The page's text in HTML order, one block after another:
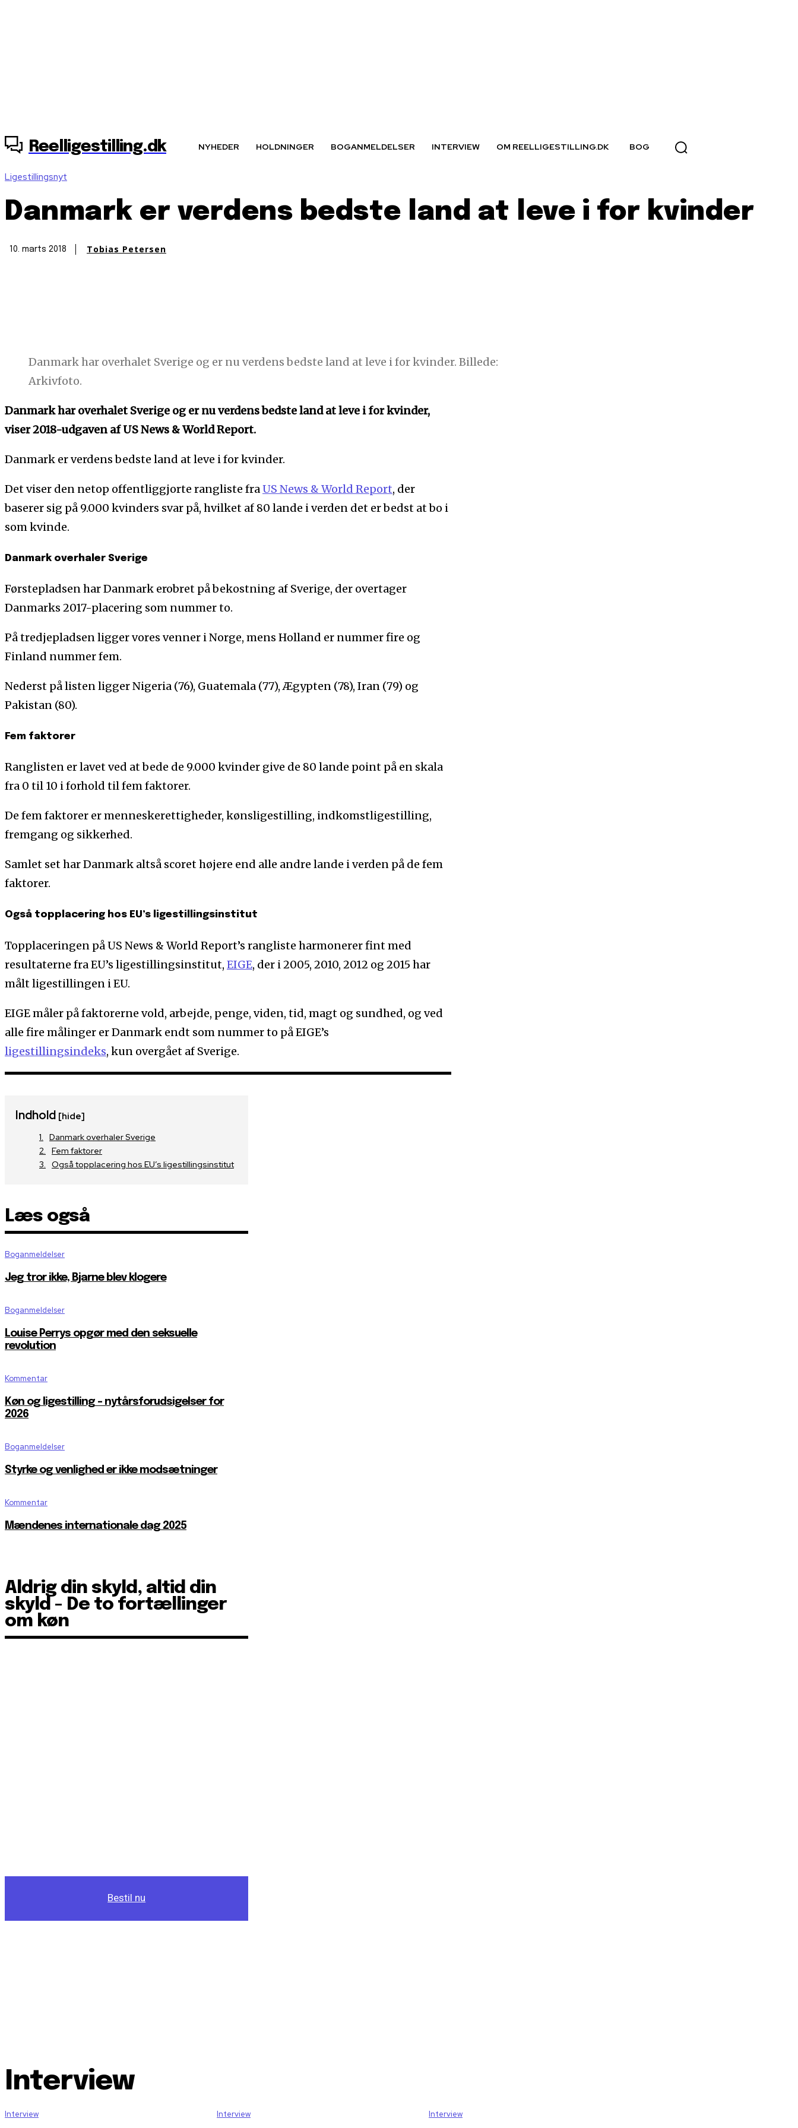
Reelligestilling.dk NYHEDER HOLDNINGER BOGANMELDELSER INTERVIEW OM REELLIGESTILLING.DK BOG
Ligestillingsnyt
Danmark er verdens bedste land at leve i for kvinder
10. marts 2018 Tobias Petersen
Danmark har overhalet Sverige og er nu verdens bedste land at leve i for kvinder. Billede:
Arkivfoto.
Danmark har overhalet Sverige og er nu verdens bedste land at leve i for kvinder,
viser 2018-udgaven af US News & World Report.
Danmark er verdens bedste land at leve i for kvinder.
Det viser den netop offentliggjorte rangliste fraUS News & World Report, der
baserer sig på 9.000 kvinders svar på, hvilket af 80 lande i verden det er bedst at bo i
som kvinde.
Danmark overhaler Sverige
Førstepladsen har Danmark erobret på bekostning af Sverige, der overtager
Danmarks 2017-placering som nummer to.
På tredjepladsen ligger vores venner i Norge, mens Holland er nummer fire og
Finland nummer fem.
Nederst på listen ligger Nigeria (76), Guatemala (77), Ægypten (78), Iran (79) og
Pakistan (80).
Fem faktorer
Ranglisten er lavet ved at bede de 9.000 kvinder give de 80 lande point på en skala
fra 0 til 10 i forhold til fem faktorer.
De fem faktorer er menneskerettigheder, kønsligestilling, indkomstligestilling,
fremgang og sikkerhed.
Samlet set har Danmark altså scoret højere end alle andre lande i verden på de fem
faktorer.
Også topplacering hos EU’s ligestillingsinstitut
Topplaceringen på US News & World Report’s rangliste harmonerer fint med
resultaterne fra EU’s ligestillingsinstitut, EIGE, der i 2005, 2010, 2012 og 2015 har
målt ligestillingen i EU.
EIGE måler på faktorerne vold, arbejde, penge, viden, tid, magt og sundhed, og ved
alle fire målinger er Danmark endt som nummer to på EIGE’s
ligestillingsindeks, kun overgået af Sverige.
Indhold [hide]
Danmark overhaler Sverige
Fem faktorer
Også topplacering hos EU’s ligestillingsinstitut
Læs også
Boganmeldelser
Jeg tror ikke, Bjarne blev klogere
Boganmeldelser
Louise Perrys opgør med den seksuelle
revolution
Kommentar
Køn og ligestilling – nytårsforudsigelser for
2026
Boganmeldelser
Styrke og venlighed er ikke modsætninger
Kommentar
Mændenes internationale dag 2025
Aldrig din skyld, altid din
skyld - De to fortællinger
om køn
Bestil nu
Interview
Interview Interview Interview